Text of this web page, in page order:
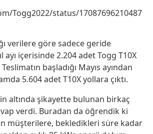
Togg2022/status/17087696210487
verilere göre sadece geride
ayı içerisinde 2.204 adet Togg T10X
başladığı Mayıs ayından
5.604 adet T10X yollara çıktı.
altında şikayette bulunan birkaç
verdi. Buradan da öğrendik ki
müşterilere, bekledikleri süre kadar